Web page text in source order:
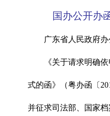
国办公开办
广东省人民政府办
《关于请求明确
式的函》（粤办函〔
并征求司法部、国家